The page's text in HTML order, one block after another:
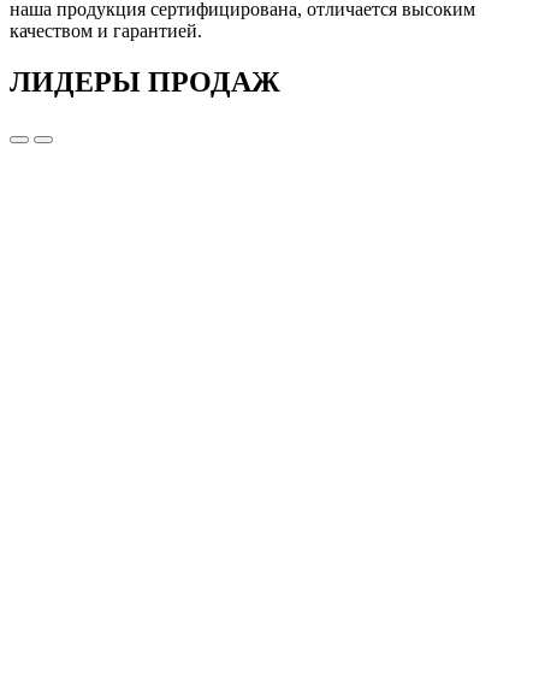
наша продукция сертифицирована, отличается высоким
качеством и гарантией.
ЛИДЕРЫ ПРОДАЖ